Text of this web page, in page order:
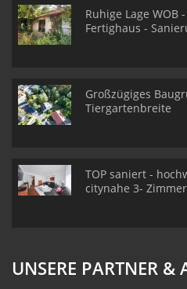
Ruhige Lage WOB
Fertighaus -
Großzügiges
Tiergartenbreite
TOP saniert -
citynahe 3-
UNSERE PARTNER &